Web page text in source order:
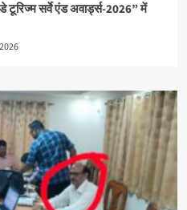
टूरिज्म सर्वे एंड अवार्ड्स-2026” में